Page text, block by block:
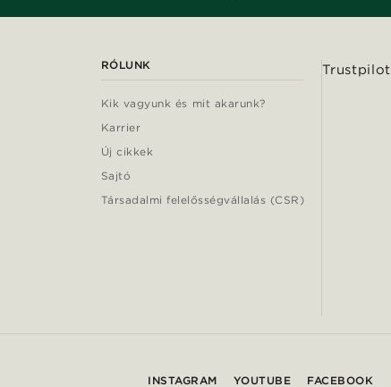
RÓLUNK
Kik vagyunk és mit akarunk?
Karrier
Új cikkek
Sajtó
Társadalmi felelősségvállalás (CSR)
Trustpilot
INSTAGRAM YOUTUBE FACEBOOK